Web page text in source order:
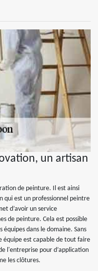
un artisan
de peinture. Il est ainsi
qui est un professionnel peintre
d’avoir un service
de peinture. Cela est possible
dans le domaine. Sans
équipe est capable de tout faire
l'entreprise pour d’application
les clôtures.